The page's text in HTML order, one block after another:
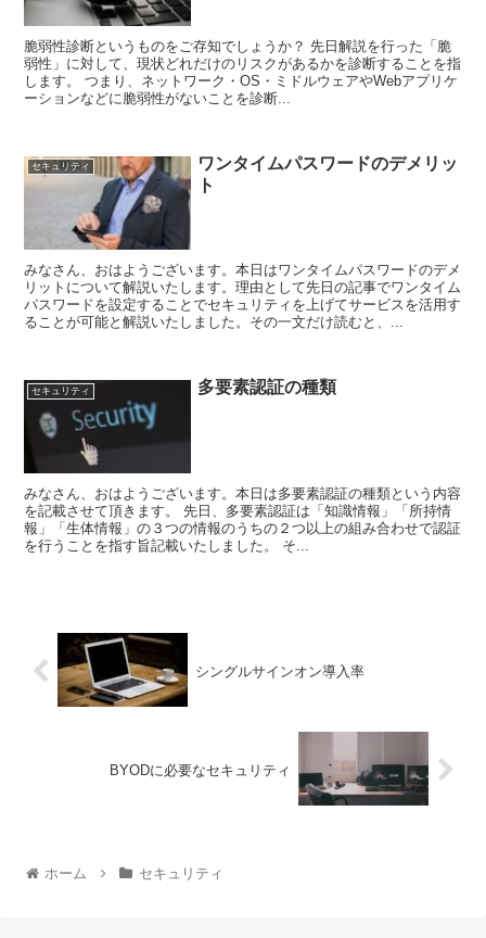
脆弱性診断というものをご存知でしょうか？ 先日解説を行った「脆
弱性」に対して、現状どれだけのリスクがあるかを診断することを指
します。 つまり、ネットワーク・OS・ミドルウェアやWebアプリケ
ーションなどに脆弱性がないことを診断...
セキュリティ
ワンタイムパスワードのデメリッ
ト
みなさん、おはようございます。本日はワンタイムパスワードのデメ
リットについて解説いたします。理由として先日の記事でワンタイム
パスワードを設定することでセキュリティを上げてサービスを活用す
ることが可能と解説いたしました。その一文だけ読むと、...
セキュリティ 多要素認証の種類
みなさん、おはようございます。本日は多要素認証の種類という内容
を記載させて頂きます。 先日、多要素認証は「知識情報」「所持情
報」「生体情報」の３つの情報のうちの２つ以上の組み合わせで認証
を行うことを指す旨記載いたしました。 そ...
シングルサインオン導入率
BYODに必要なセキュリティ
ホーム セキュリティ